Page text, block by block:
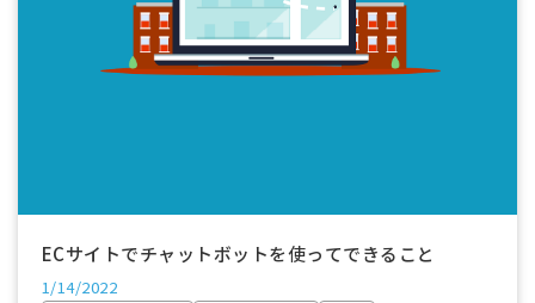
ECサイトでチャットボットを使ってできること
1/14/2022